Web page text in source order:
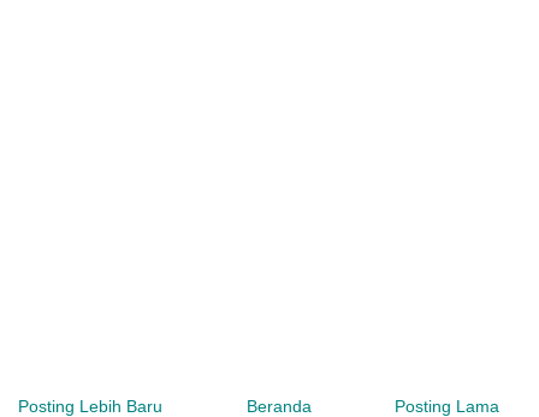
Posting Lebih Baru Posting Lama
Beranda